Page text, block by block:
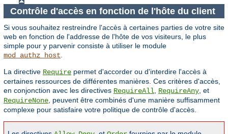
Contrôle d'accès en fonction de l'hôte du client
Si vous souhaitez restreindre l'accès à certaines parties de votre site
web en fonction de l'addresse de l'hôte de vos visiteurs, le plus
simple pour y parvenir consiste à utiliser le module
mod_authz_host.
La directive Require permet d'accorder ou d'interdire l'accès à
certaines ressources de différentes manières. Ces critères d'accès,
en conjonction avec les directives RequireAll, RequireAny, et
RequireNone, peuvent être combinés d'une manière suffisamment
complexe pour satisfaire votre politique de contrôle d'accès.